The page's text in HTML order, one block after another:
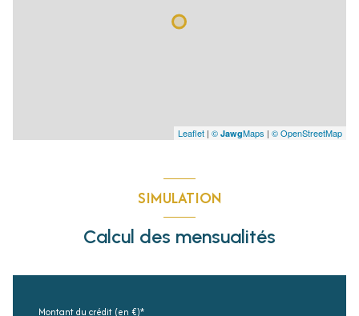
Leaflet | © JawgMaps | © OpenStreetMap
SIMULATION
Calcul des mensualités
Montant du crédit (en €)*